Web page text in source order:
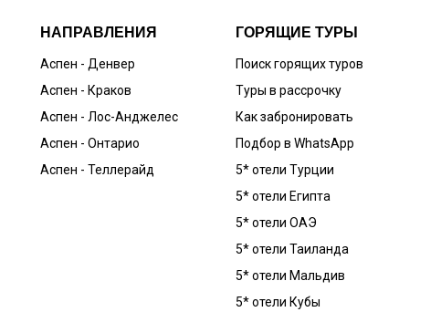
НАПРАВЛЕНИЯ
Аспен - Денвер
Аспен - Краков
Аспен - Лос-Анджелес
Аспен - Онтарио
Аспен - Теллерайд
ГОРЯЩИЕ ТУРЫ
Поиск горящих туров
Туры в рассрочку
Как забронировать
Подбор в WhatsApp
5* отели Турции
5* отели Египта
5* отели ОАЭ
5* отели Таиланда
5* отели Мальдив
5* отели Кубы